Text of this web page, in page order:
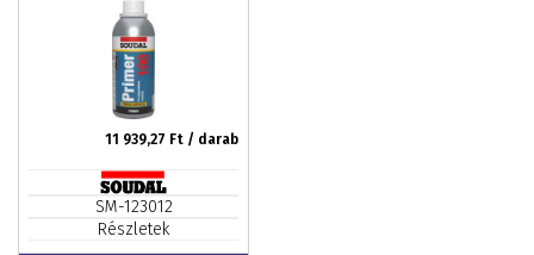
11 939,27 Ft / darab
SM-123012
Részletek